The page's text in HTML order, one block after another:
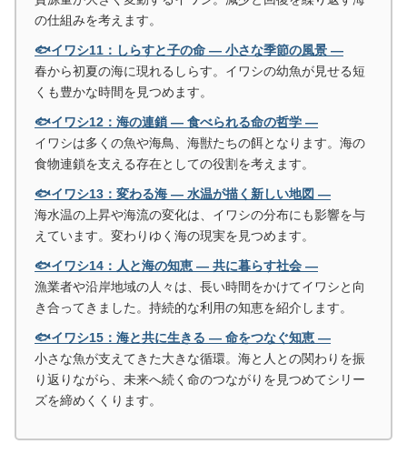
の仕組みを考えます。
🐟イワシ11：しらすと子の命 ― 小さな季節の風景 ―
春から初夏の海に現れるしらす。イワシの幼魚が見せる短
くも豊かな時間を見つめます。
🐟イワシ12：海の連鎖 ― 食べられる命の哲学 ―
イワシは多くの魚や海鳥、海獣たちの餌となります。海の
食物連鎖を支える存在としての役割を考えます。
🐟イワシ13：変わる海 ― 水温が描く新しい地図 ―
海水温の上昇や海流の変化は、イワシの分布にも影響を与
えています。変わりゆく海の現実を見つめます。
🐟イワシ14：人と海の知恵 ― 共に暮らす社会 ―
漁業者や沿岸地域の人々は、長い時間をかけてイワシと向
き合ってきました。持続的な利用の知恵を紹介します。
🐟イワシ15：海と共に生きる ― 命をつなぐ知恵 ―
小さな魚が支えてきた大きな循環。海と人との関わりを振
り返りながら、未来へ続く命のつながりを見つめてシリー
ズを締めくくります。